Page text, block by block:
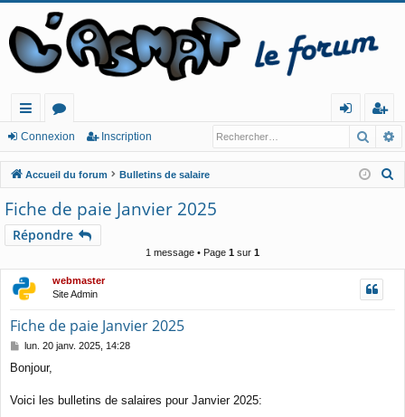
ac
co
ur
cis
or
u
m
s
n
ne
ns
cri
pt
Connexion Inscription
Accueil du forum Bulletins de salaire
r
Fiche de paie Janvier 2025
Répondre
1 message • Page 1 sur 1
webmaster
Site Admin
Fiche de paie Janvier 2025
M
s
a
lun. 20 janv. 2025, 14:28
Bonjour,
Voici les bulletins de salaires pour Janvier 2025: